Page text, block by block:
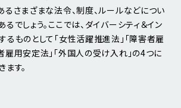
るさまざまな法令、制度、ルールなどについ
でしょう。ここでは、ダイバーシティ＆イン
るものとして「女性活躍推進法」「障害者雇
雇用安定法」「外国人の受け入れ」の4つに
す。